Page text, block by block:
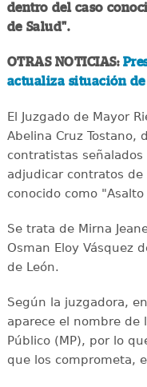
dentro del caso
de Salud".
OTRAS NOTICIAS:
actualiza situación
El Juzgado de Mayor
Abelina Cruz Tostano,
contratistas
adjudicar contratos
conocido como
Se trata de Mirna
Osman Eloy Vásquez
de León.
Según la juzgadora,
aparece el nombre de
Público (MP), por lo
que los comprometa,